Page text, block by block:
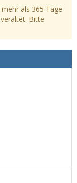
als 365 Tage
Bitte